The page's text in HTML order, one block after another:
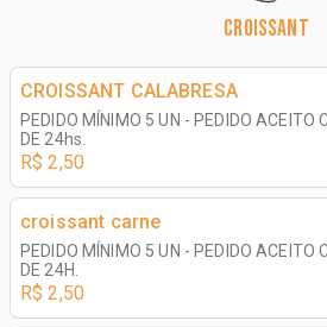
CROISSANT
CROISSANT CALABRESA
PEDIDO MÍNIMO 5 UN - PEDIDO ACEITO
DE 24hs.
R$ 2,50
croissant carne
PEDIDO MÍNIMO 5 UN - PEDIDO ACEITO
DE 24H.
R$ 2,50